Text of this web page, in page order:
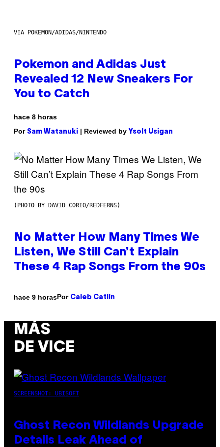
VIA POKEMON/ADIDAS/NINTENDO
Pokemon and Adidas Just
Revealed 12 New Sneakers For
You to Catch
hace 8 horas
Por Sam Watanuki | Reviewed by Ysolt Usigan
(PHOTO BY DAVID CORIO/REDFERNS)
No Matter How Many Times We
Listen, We Still Can’t Explain
These 4 Rap Songs From the 90s
hace 9 horasPor Caleb Catlin
MÁS
DE VICE
SCREENSHOT: UBISOFT
Ghost Recon Wildlands Upgrade
Details Leak Ahead of